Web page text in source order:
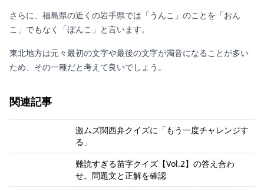
さらに、福島県の近くの岩手県では「うんこ」のことを「おん
こ」でもなく「ぼんこ」と言います。
東北地方は元々最初の文字や最後の文字が濁音になることが多い
ため、その一種だと考えて良いでしょう。
関連記事
激ムズ関西弁クイズに「もう一度チャレンジす
る」
難読すぎる苗字クイズ【Vol.2】の答え合わ
せ。問題文と正解を確認